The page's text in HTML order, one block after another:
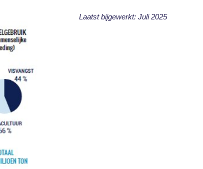
Laatst bijgewerkt: Juli 2025